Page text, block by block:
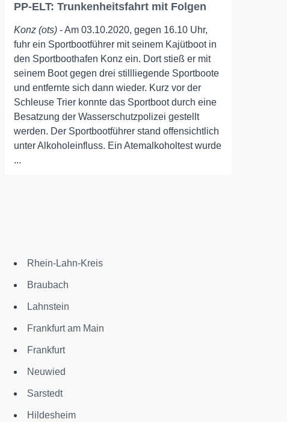
PP-ELT: Trunkenheitsfahrt mit Folgen
Konz (ots) - Am 03.10.2020, gegen 16.10 Uhr,
fuhr ein Sportbootführer mit seinem Kajütboot in
den Sportboothafen Konz ein. Dort stieß er mit
seinem Boot gegen drei stillliegende Sportboote
und entfernte sich dann wieder. Kurz vor der
Schleuse Trier konnte das Sportboot durch eine
Besatzung der Wasserschutzpolizei gestellt
werden. Der Sportbootführer stand offensichtlich
unter Alkoholeinfluss. Ein Atemalkoholtest wurde
...
Rhein-Lahn-Kreis
Braubach
Lahnstein
Frankfurt am Main
Frankfurt
Neuwied
Sarstedt
Hildesheim